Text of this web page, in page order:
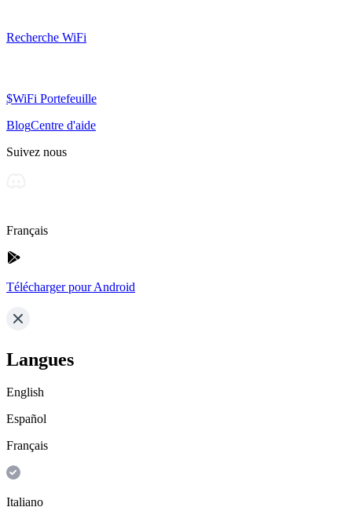
Recherche WiFi
$WiFi Portefeuille
BlogCentre d'aide
Suivez nous
Français
Télécharger pour Android
Langues
English
Español
Français
Italiano